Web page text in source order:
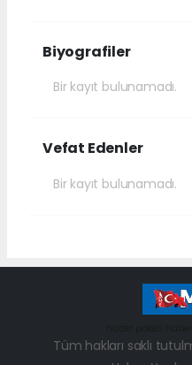
Biyografiler
Bir kayıt bulunamadı.
Vefat Edenler
Bir kayıt bulunamadı.
Tüm hakları saklı